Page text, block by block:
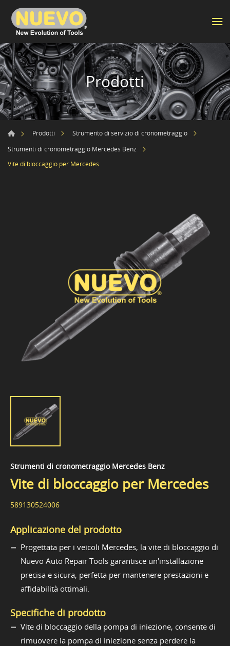
Prodotti
Prodotti
Strumento di servizio di cronometraggio
Strumenti di cronometraggio Mercedes Benz
Vite di bloccaggio per Mercedes
Strumenti di cronometraggio Mercedes Benz
Vite di bloccaggio per Mercedes
589130524006
Applicazione del prodotto
Progettata per i veicoli Mercedes, la vite di bloccaggio di
Nuevo Auto Repair Tools garantisce un'installazione
precisa e sicura, perfetta per mantenere prestazioni e
affidabilità ottimali.
Specifiche di prodotto
Vite di bloccaggio della pompa di iniezione, consente di
rimuovere la pompa di iniezione senza perdere la